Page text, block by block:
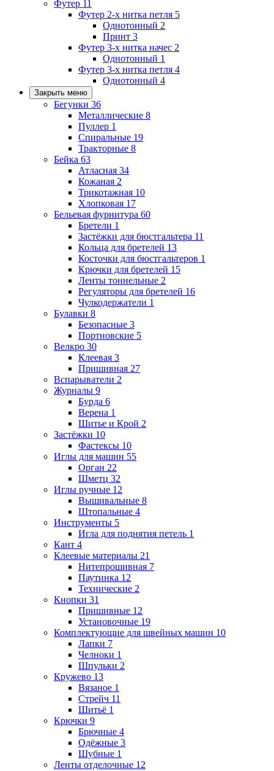
Футер 11
Футер 2-х нитка петля 5
Однотонный 2
Принт 3
Футер 3-х нитка начес 2
Однотонный 1
Футер 3-х нитка петля 4
Однотонный 4
Закрыть меню
Бегунки 36
Металлические 8
Пуллер 1
Спиральные 19
Тракторные 8
Бейка 63
Атласная 34
Кожаная 2
Трикотажная 10
Хлопковая 17
Бельевая фурнитура 60
Бретели 1
Застёжки для бюстгальтера 11
Кольца для бретелей 13
Косточки для бюстгальтеров 1
Крючки для бретелей 15
Ленты тоннельные 2
Регуляторы для бретелей 16
Чулкодержатели 1
Булавки 8
Безопасные 3
Портновские 5
Велкро 30
Клеевая 3
Пришивная 27
Вспарыватели 2
Журналы 9
Бурда 6
Верена 1
Шитье и Крой 2
Застёжки 10
Фастексы 10
Иглы для машин 55
Орган 22
Шметц 32
Иглы ручные 12
Вышивальные 8
Штопальные 4
Инструменты 5
Игла для поднятия петель 1
Кант 4
Клеевые материалы 21
Нитепрошивная 7
Паутинка 12
Технические 2
Кнопки 31
Пришивные 12
Установочные 19
Комплектующие для швейных машин 10
Лапки 7
Челноки 1
Шпульки 2
Кружево 13
Вязаное 1
Стрейч 11
Шитьё 1
Крючки 9
Брючные 4
Одёжные 3
Шубные 1
Ленты отделочные 12